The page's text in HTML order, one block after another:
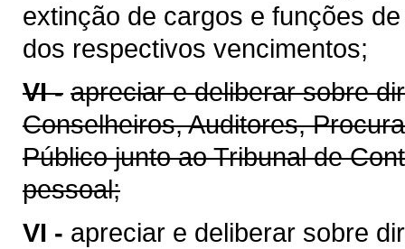
extinção de cargos e funções
dos respectivos vencimentos;
VI - apreciar e deliberar sobre
Conselheiros, Auditores,
Público junto ao Tribunal de
pessoal;
VI - apreciar e deliberar sobre